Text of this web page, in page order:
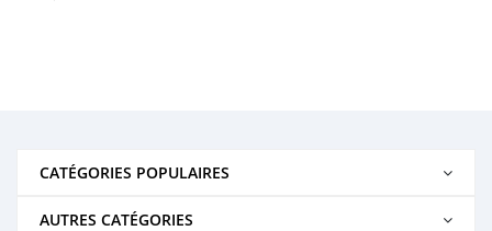
CATÉGORIES POPULAIRES
AUTRES CATÉGORIES